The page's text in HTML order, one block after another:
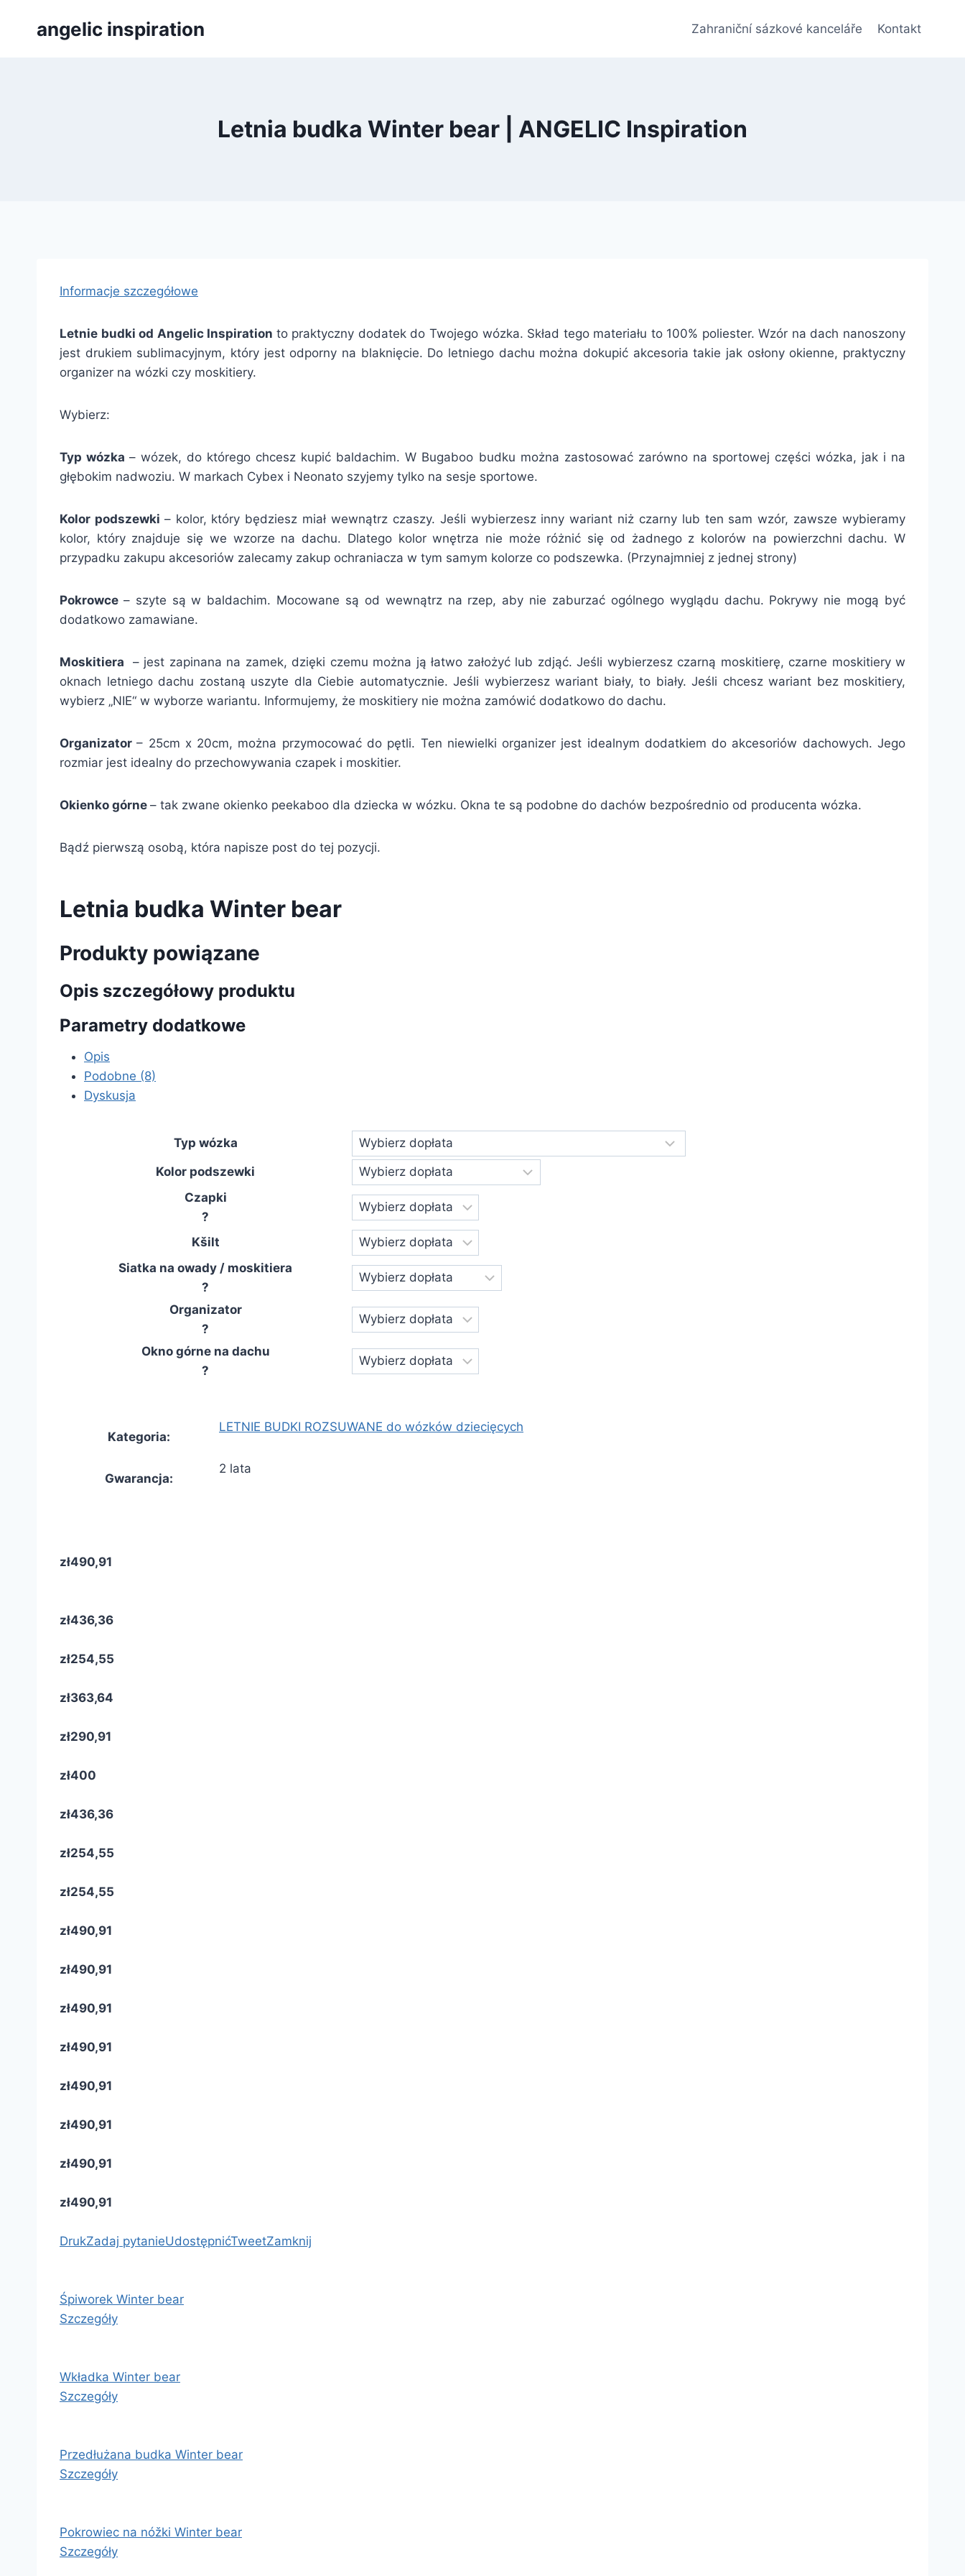
angelic inspiration Zahraniční sázkové kanceláře Kontakt
Letnia budka Winter bear | ANGELIC Inspiration
Informacje szczegółowe
Letnie budki od Angelic Inspiration to praktyczny dodatek do Twojego wózka. Skład tego materiału to 100% poliester. Wzór na dach nanoszony
jest drukiem sublimacyjnym, który jest odporny na blaknięcie. Do letniego dachu można dokupić akcesoria takie jak osłony okienne, praktyczny
organizer na wózki czy moskitiery.
Wybierz:
Typ wózka– wózek, do którego chcesz kupić baldachim. W Bugaboo budku można zastosować zarówno na sportowej części wózka, jak i na
głębokim nadwoziu. W markach Cybex i Neonato szyjemy tylko na sesje sportowe.
Kolor podszewki – kolor, który będziesz miał wewnątrz czaszy. Jeśli wybierzesz inny wariant niż czarny lub ten sam wzór, zawsze wybieramy
kolor, który znajduje się we wzorze na dachu. Dlatego kolor wnętrza nie może różnić się od żadnego z kolorów na powierzchni dachu. W
przypadku zakupu akcesoriów zalecamy zakup ochraniacza w tym samym kolorze co podszewka. (Przynajmniej z jednej strony)
Pokrowce – szyte są w baldachim. Mocowane są od wewnątrz na rzep, aby nie zaburzać ogólnego wyglądu dachu. Pokrywy nie mogą być
dodatkowo zamawiane.
Moskitiera
– jest zapinana na zamek, dzięki czemu można ją łatwo założyć lub zdjąć. Jeśli wybierzesz czarną moskitierę, czarne moskitiery w
oknach letniego dachu zostaną uszyte dla Ciebie automatycznie. Jeśli wybierzesz wariant biały, to biały. Jeśli chcesz wariant bez moskitiery,
wybierz „NIE“ w wyborze wariantu. Informujemy, że moskitiery nie można zamówić dodatkowo do dachu.
Organizator– 25cm x 20cm, można przymocować do pętli. Ten niewielki organizer jest idealnym dodatkiem do akcesoriów dachowych. Jego
rozmiar jest idealny do przechowywania czapek i moskitier.
Okienko górne – tak zwane okienko peekaboo dla dziecka w wózku. Okna te są podobne do dachów bezpośrednio od producenta wózka.
Bądź pierwszą osobą, która napisze post do tej pozycji.
Letnia budka Winter bear
Produkty powiązane
Opis szczegółowy produktu
Parametry dodatkowe
Opis
Podobne (8)
Dyskusja
Typ wózka
Kolor podszewki
Czapki
?
Kšilt
Siatka na owady / moskitiera
?
Organizator
?
Okno górne na dachu
?
Kategoria:
LETNIE BUDKI ROZSUWANE do wózków dziecięcych
Gwarancja:
2 lata
zł490,91
zł436,36
zł254,55
zł363,64
zł290,91
zł400
zł436,36
zł254,55
zł254,55
zł490,91
zł490,91
zł490,91
zł490,91
zł490,91
zł490,91
zł490,91
zł490,91
DrukZadaj pytanieUdostępnićTweetZamknij
Śpiworek Winter bear
Szczegóły
Wkładka Winter bear
Szczegóły
Przedłużana budka Winter bear
Szczegóły
Pokrowiec na nóžki Winter bear
Szczegóły